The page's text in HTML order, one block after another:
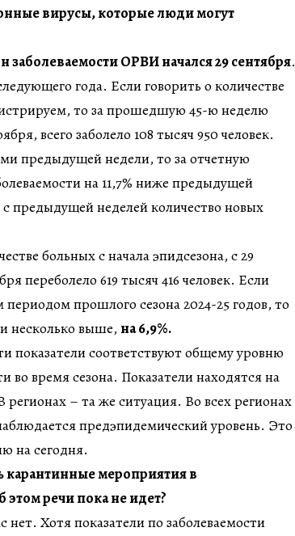
вирусы, которые люди могут
заболеваемости ОРВИ начался 29 сентября.
года. Если говорить о количестве
то за прошедшую 45-ю неделю
всего заболело 108 тысяч 950 человек.
предыдущей недели, то за отчетную
на 11,7% ниже предыдущей
предыдущей неделей количество новых
больных с начала эпидсезона, с 29
переболело 619 тысяч 416 человек. Если
периодом прошлого сезона 2024-25 годов, то
несколько выше, на 6,9%.
показатели соответствуют общему уровню
во время сезона. Показатели находятся на
– та же ситуация. Во всех регионах
предэпидемический уровень. Это
на сегодня.
карантинные мероприятия в
этом речи пока не идет?
нет. Хотя показатели по заболеваемости